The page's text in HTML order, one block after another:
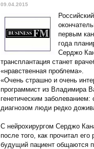
09.04.2015
первым
года
Серджо
трансплантация станет
«нравственная проблема».
«Очень страшно и очень
программист из Владимира
генетическим
диагнозом люди редко
С нейрохирургом Серджо
после того, как прочитал
будущий пациент общаются